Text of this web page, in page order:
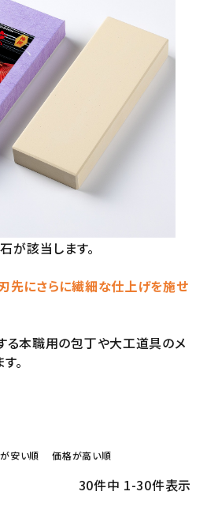
が該当します。
先にさらに繊細な仕上げを施せ
る本職用の包丁や大工道具のメ
。
安い順 価格が高い順
30件中 1-30件表示